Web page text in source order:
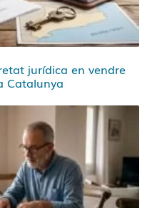
jurídica en vendre
Catalunya